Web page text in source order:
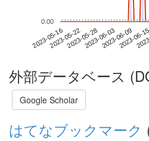
2023-05-162023-05-222023-05-282023-06-032023-06-09
2023-06-
0.00
外部データベース
Google Scholar
はてなブックマーク